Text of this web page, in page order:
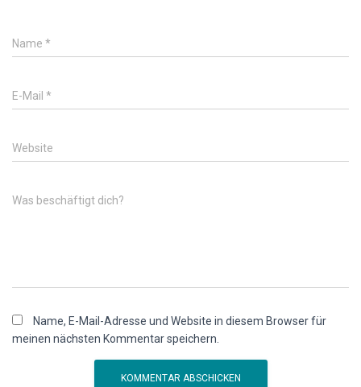
Name *
E-Mail *
Website
Was beschäftigt dich?
Name, E-Mail-Adresse und Website in diesem Browser für
meinen nächsten Kommentar speichern.